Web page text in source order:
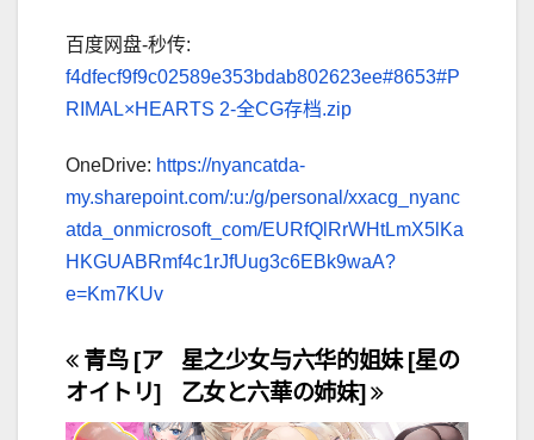
百度网盘-秒传:
f4dfecf9f9c02589e353bdab802623ee#8653#P
RIMAL×HEARTS 2-全CG存档.zip
OneDrive: https://nyancatda-
my.sharepoint.com/:u:/g/personal/xxacg_nyanc
atda_onmicrosoft_com/EURfQlRrWHtLmX5lKa
HKGUABRmf4c1rJfUug3c6EBk9waA?
e=Km7KUv
文
章
星之少女与六华的姐妹 [星の
乙女と六華の姉妹]
青鸟 [ア
オイトリ]